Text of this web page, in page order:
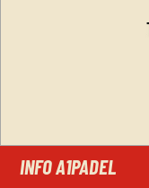
INFO A1PADEL